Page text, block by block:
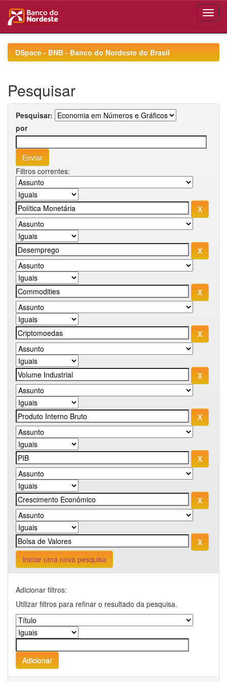
navigationDSpace - BNB - Banco do Nordeste do Brasil
Pesquisar
Pesquisar:
por
Filtros correntes:
Iniciar uma nova pesquisa
Adicionar filtros:
Utilizar filtros para refinar o resultado da pesquisa.